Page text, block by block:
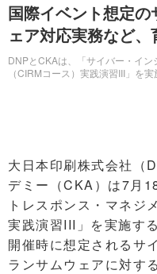
国際イベント想定
ェア対応実務など、
DNPとCKAは、「サイバー・イ
（CIRMコース）実践演習III」を実
大日本印刷株式会社（
デミー（CKA）は7月
トレスポンス・マネジ
実践演習III」を実施す
開催時に想定されるサ
ランサムウェアに対す